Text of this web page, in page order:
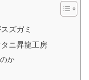
ズガミ
ニ昇龍工房
か